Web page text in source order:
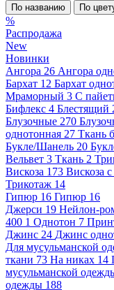
По названию По
%
Распродажа
New
Новинки
Ангора 26 Ангора
Бархат 12 Бархат
Мраморный 3 С
Бифлекс 4 Блестящий
Блузочные 270
однотонная 27 Ткань
Букле/Шанель 20
Вельвет 3 Ткань 2
Вискоза 173 Вискоза
Трикотаж 14
Гипюр 16 Гипюр 16
Джерси 19 Нейлон-
400 1 Однотон 7
Джинс 24 Джинс
Для мусульманской
ткани 73 На никах 14
мусульманской
одежды 188